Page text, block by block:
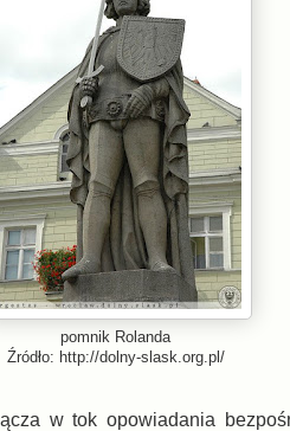
pomnik Rolanda
Źródło: http://dolny-slask.org.pl/
w tok opowiadania